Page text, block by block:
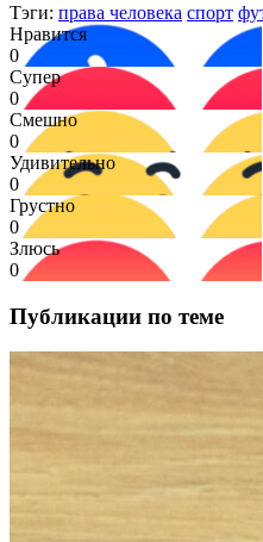
Тэги: права человека спорт
Нравится
0
Супер
0
Смешно
0
Удивительно
0
Грустно
0
Злюсь
0
Публикации по теме